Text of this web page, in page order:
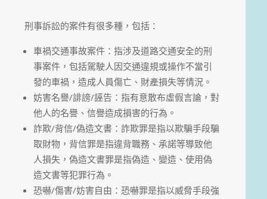
刑事訴訟的案件有很多種，包括：
車禍交通事故案件：指涉及道路交通安全的刑
事案件，包括駕駛人因交通違規或操作不當引
發的車禍，造成人員傷亡、財產損失等情況。
妨害名譽/誹謗/誣告：指有意散布虛假言論，對
他人的名譽、信譽造成損害的行為。
詐欺/背信/偽造文書：詐欺罪是指以欺騙手段騙
取財物，背信罪是指違背職務、承諾等導致他
人損失，偽造文書罪是指偽造、變造、使用偽
造文書等犯罪行為。
恐嚇/傷害/妨害自由：恐嚇罪是指以威脅手段強